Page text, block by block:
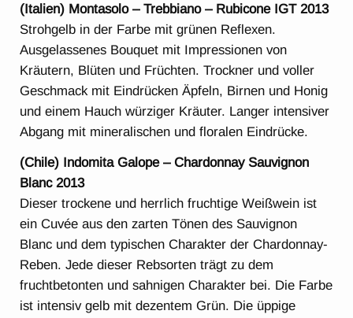
(Italien) Montasolo – Trebbiano – Rubicone IGT 2013
Strohgelb in der Farbe mit grünen Reflexen.
Ausgelassenes Bouquet mit Impressionen von
Kräutern, Blüten und Früchten. Trockner und voller
Geschmack mit Eindrücken Äpfeln, Birnen und Honig
und einem Hauch würziger Kräuter. Langer intensiver
Abgang mit mineralischen und floralen Eindrücke.
(Chile) Indomita Galope – Chardonnay Sauvignon
Blanc 2013
Dieser trockene und herrlich fruchtige Weißwein ist
ein Cuvée aus den zarten Tönen des Sauvignon
Blanc und dem typischen Charakter der Chardonnay-
Reben. Jede dieser Rebsorten trägt zu dem
fruchtbetonten und sahnigen Charakter bei. Die Farbe
ist intensiv gelb mit dezentem Grün. Die üppige